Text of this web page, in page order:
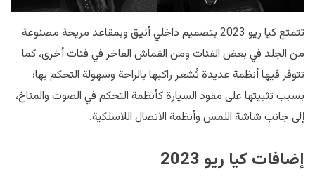
تتمتع كيا ريو 2023 بتصميم داخلي أنيق وبمقاعد مريحة مصنوعة
من الجلد في بعض الفئات ومن القماش الفاخر في فئات أخرى، كما
تتوفر فيها أنظمة عديدة تُشعر راكبها بالراحة وسهولة التحكم بها؛
بسبب تثبيتها على مقود السيارة كأنظمة التحكم في الصوت والمناخ،
إلى جانب شاشة اللمس وأنظمة الاتصال اللاسلكية.
إضافات كيا ريو 2023